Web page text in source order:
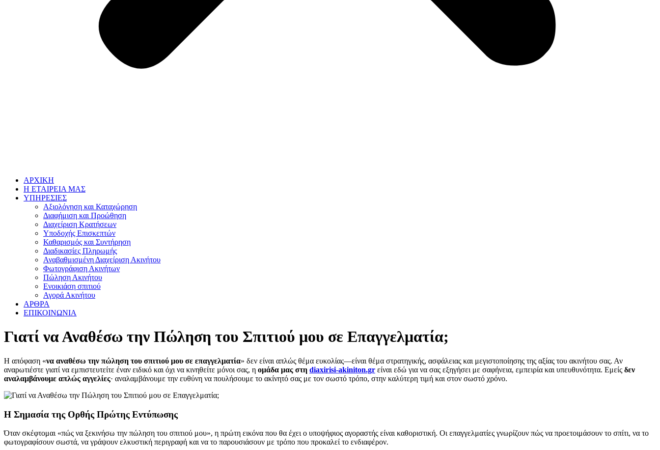
ΑΡΧΙΚΗ
Η ΕΤΑΙΡΕΙΑ ΜΑΣ
ΥΠΗΡΕΣΙΕΣ
Αξιολόγηση και Καταχώρηση
Διαφήμιση και Προώθηση
Διαχείριση Κρατήσεων
Υποδοχής Επισκεπτών
Καθαρισμός και Συντήρηση
Διαδικασίες Πληρωμής
Αναβαθμισμένη Διαχείριση Ακινήτου
Φωτογράφιση Ακινήτων
Πώληση Ακινήτου
Ενοικιάση σπιτιού
Αγορά Ακινήτου
ΑΡΘΡΑ
ΕΠΙΚΟΙΝΩΝΙΑ
Γιατί να Αναθέσω την Πώληση του Σπιτιού μου σε Επαγγελματία;
Η απόφαση «να αναθέσω την πώληση του σπιτιού μου σε επαγγελματία» δεν είναι απλώς θέμα ευκολίας—είναι θέμα στρατηγικής, ασφάλειας και μεγιστοποίησης της αξίας του ακινήτου σας. Αν
αναρωτιέστε γιατί να εμπιστευτείτε έναν ειδικό και όχι να κινηθείτε μόνοι σας, η ομάδα μας στη diaxirisi-akiniton.gr είναι εδώ για να σας εξηγήσει με σαφήνεια, εμπειρία και υπευθυνότητα. Εμείς δεν
αναλαμβάνουμε απλώς αγγελίες· αναλαμβάνουμε την ευθύνη να πουλήσουμε το ακίνητό σας με τον σωστό τρόπο, στην καλύτερη τιμή και στον σωστό χρόνο.
Η Σημασία της Ορθής Πρώτης Εντύπωσης
Όταν σκέφτομαι «πώς να ξεκινήσω την πώληση του σπιτιού μου», η πρώτη εικόνα που θα έχει ο υποψήφιος αγοραστής είναι καθοριστική. Οι επαγγελματίες γνωρίζουν πώς να προετοιμάσουν το σπίτι, να το
φωτογραφίσουν σωστά, να γράψουν ελκυστική περιγραφή και να το παρουσιάσουν με τρόπο που προκαλεί το ενδιαφέρον.